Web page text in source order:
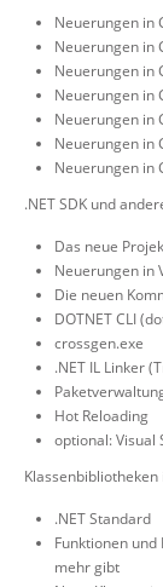
Neuerungen in
Neuerungen in
Neuerungen in
Neuerungen in
Neuerungen in
Neuerungen in
Neuerungen in
.NET SDK und
Das neue
Neuerungen in
Die neuen
DOTNET CLI
crossgen.exe
.NET IL Linker
Hot Reloading
optional: Visual
.NET Standard
Funktionen und
mehr gibt